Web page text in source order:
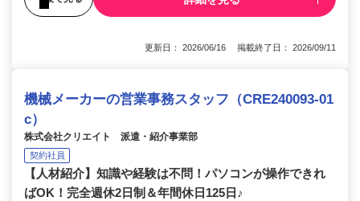
更新日： 2026/06/16 掲載終了日： 2026/09/11
機械メーカーの営業事務スタッフ（CRE240093-01
c）
株式会社クリエイト 派遣・紹介事業部
契約社員
【人材紹介】知識や経験は不問！パソコンが操作できれ
ばOK！完全週休2日制＆年間休日125日♪